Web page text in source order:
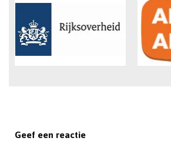
Geef een reactie